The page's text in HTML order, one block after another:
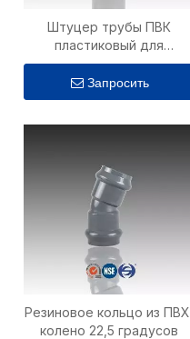
Штуцер трубы ПВК
пластиковый для
соединения Фаусет
полива 2 с резиновым
кольцом
Запросить
Резиновое кольцо из ПВХ,
колено 22,5 градусов